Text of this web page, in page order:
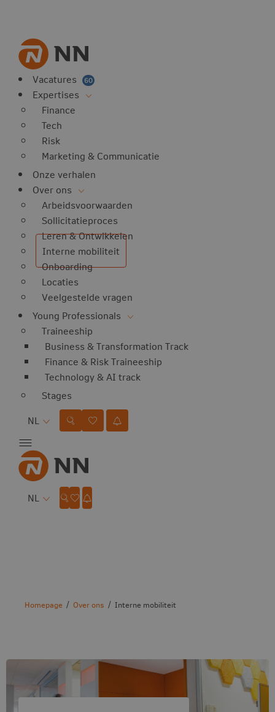
Vacatures 60
Expertises
Finance
Tech
Risk
Marketing & Communicatie
Onze verhalen
Over ons
Arbeidsvoorwaarden
Sollicitatieproces
Leren & Ontwikkelen
Interne mobiliteit
Onboarding
Locaties
Veelgestelde vragen
Young Professionals
Traineeship
Business & Transformation Track
Finance & Risk Traineeship
Technology & AI track
Stages
NL
NL
Homepage Over ons Interne mobiliteit